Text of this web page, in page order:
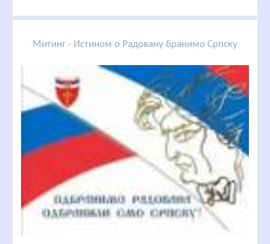
Митинг - Истином о Радовану бранимо Српску